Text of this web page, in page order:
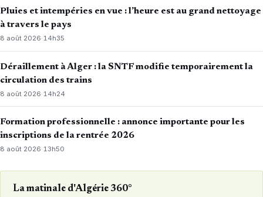
Pluies et intempéries en vue : l’heure est au grand nettoyage
à travers le pays
8 août 2026·14h35
Déraillement à Alger : la SNTF modifie temporairement la
circulation des trains
8 août 2026· 14h24
Formation professionnelle : annonce importante pour les
inscriptions de la rentrée 2026
8 août 2026·13h50
La matinale d'Algérie 360°